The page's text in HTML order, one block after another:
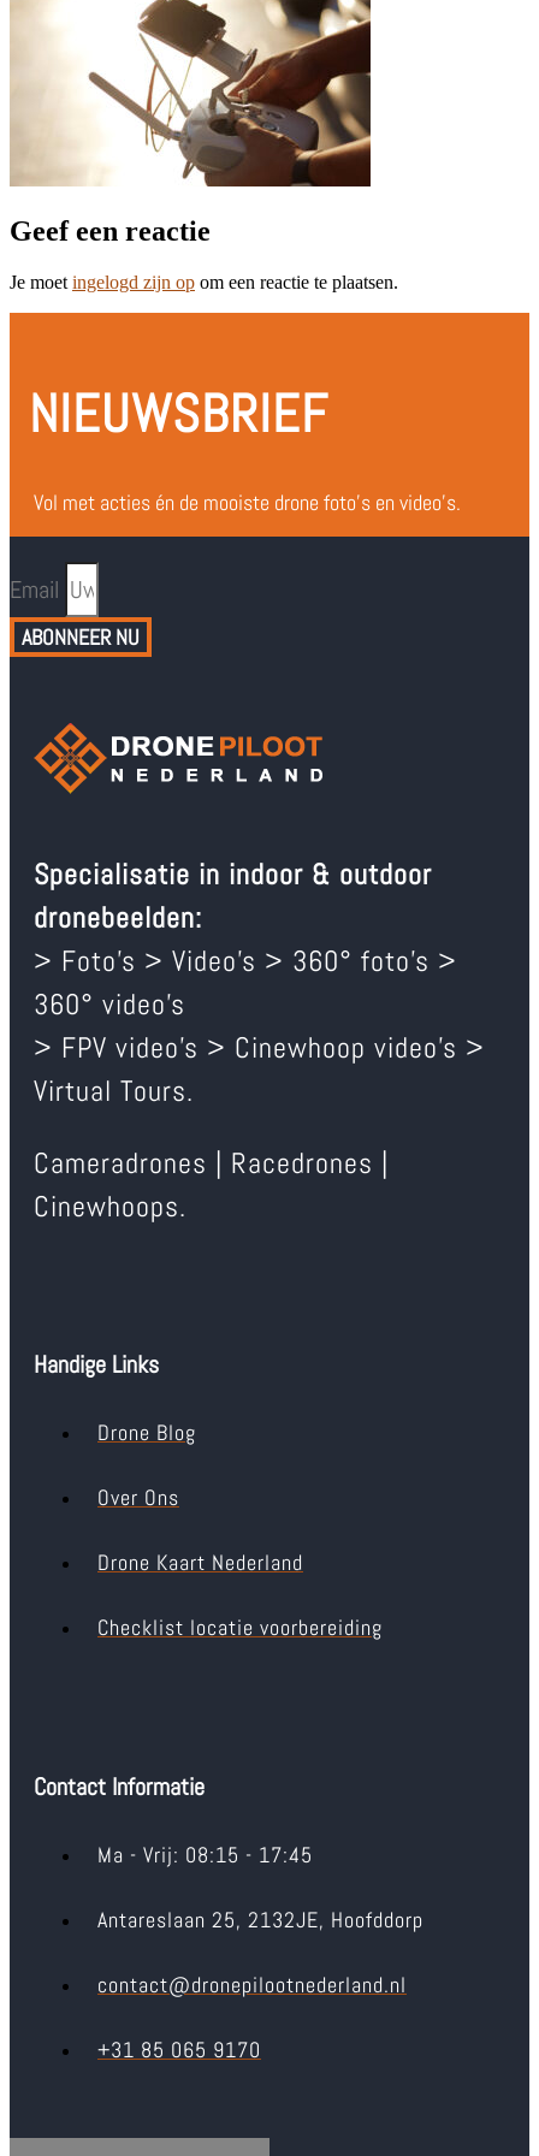
Geef een reactie
Je moet ingelogd zijn op om een reactie te plaatsen.
NIEUWSBRIEF
Vol met acties én de mooiste drone foto’s en video’s.
Email
ABONNEER NU
Specialisatie in indoor & outdoor
dronebeelden:
> Foto’s > Video’s > 360° foto’s >
360° video’s
> FPV video’s > Cinewhoop video’s >
Virtual Tours.
Cameradrones | Racedrones |
Cinewhoops.
Handige Links
Drone Blog
Over Ons
Drone Kaart Nederland
Checklist locatie voorbereiding
Contact Informatie
Ma - Vrij: 08:15 - 17:45
Antareslaan 25, 2132JE, Hoofddorp
contact@dronepilootnederland.nl
+31 85 065 9170